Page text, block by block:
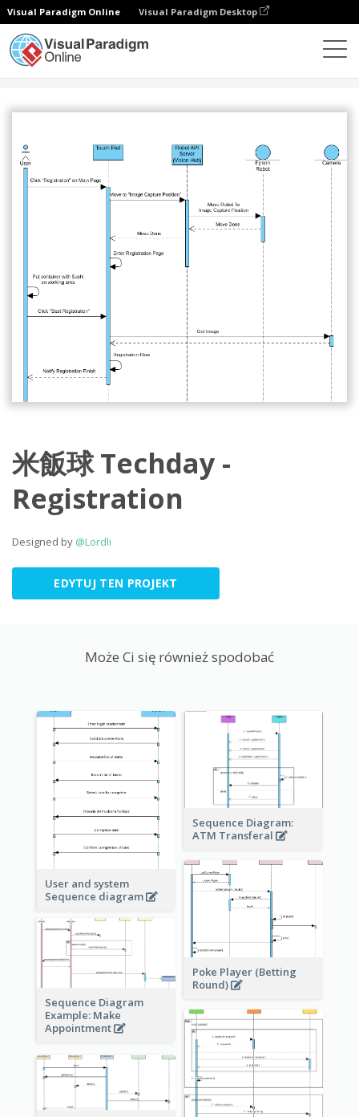
Visual Paradigm Online Visual Paradigm Desktop
米飯球 Techday -
Registration
Designed by @Lordli
EDYTUJ TEN PROJEKT
Może Ci się również spodobać
User and system
Sequence diagram
Sequence Diagram:
ATM Transferal
Poke Player (Betting
Round)
Sequence Diagram
Example: Make
Appointment